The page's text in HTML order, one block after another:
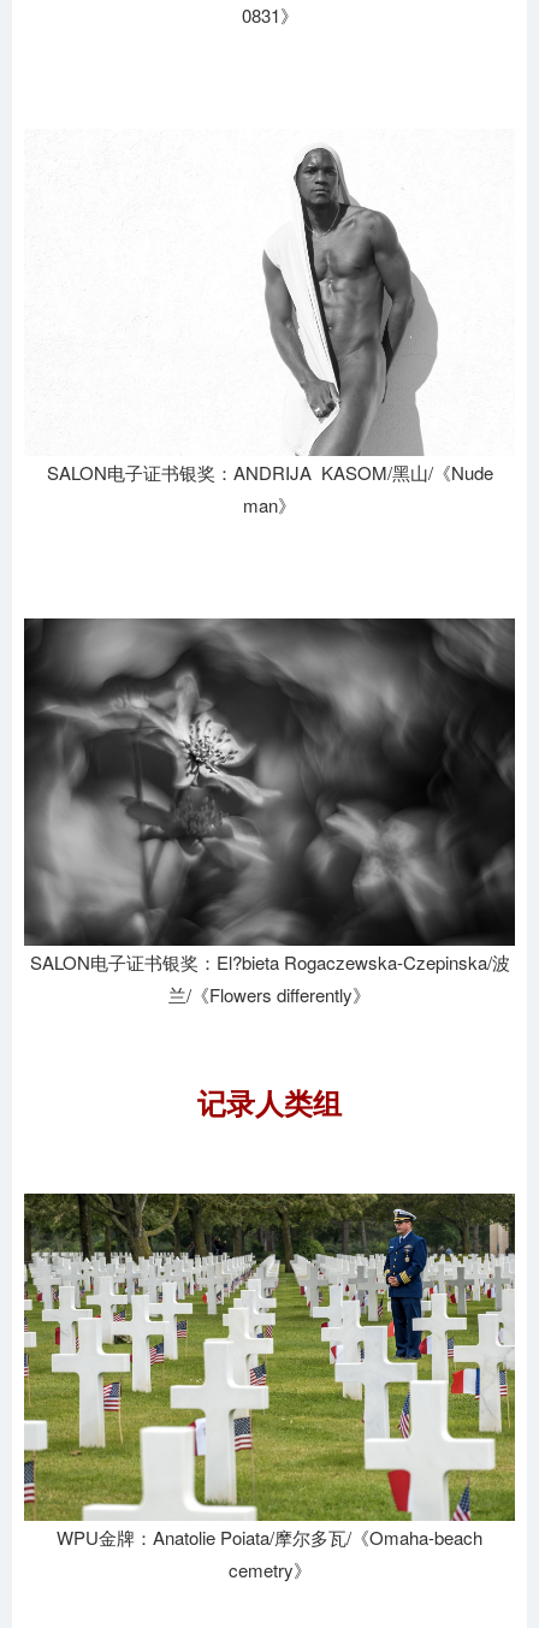
0831》
SALON电子证书银奖：ANDRIJA KASOM/黑山/《Nude
man》
SALON电子证书银奖：El?bieta Rogaczewska-Czepinska/波
兰/《Flowers differently》
记录人类组
WPU金牌：Anatolie Poiata/摩尔多瓦/《Omaha-beach
cemetry》